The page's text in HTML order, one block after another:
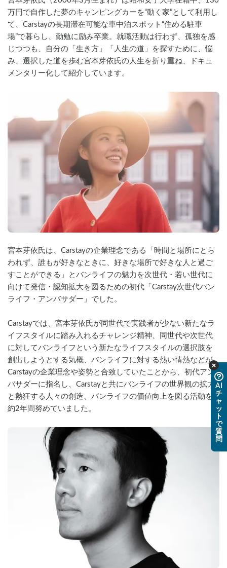
万円で自作した夢のキャンピングカーを“動く家”として利用し
て、Carstayの長期滞在可能な車中泊スポット“住める駐車
場”で暮らし、勤勉に励み卒業。就職活動は行わず、孤独を感
じつつも、自分の「生き方」「人生の道」を探すために、悩
み、選択した道を歩む宮本芽依氏の人生を折り重ね、ドキュ
メンタリー化して紹介しています。
宮本芽依氏は、Carstayの企業理念である「時間と場所にとら
われず、誰もが好きなときに、好きな場所で好きな人と過ご
すことができる」とバンライフの魅力を次世代・若い世代に
向けて発信・認知拡大を図るための初代「Carstay次世代バン
ライフ・アンバサダー」でした。
Carstayでは、宮本芽依氏が同世代で実践者が少ない新たなラ
イフスタイルに踏み入れるチャレンジ精神、同世代や次世代
に対してバンライフという新たなライフスタイルの選択肢を
創出しようとする気概、バンライフに対する熱い情熱などが
Carstayの企業理念や姿勢と合致していたことから、初代アン
バサダーに指名し、Carstayと共にバンライフの世界観の拡大
と熱狂する人々の創造、バンライフの価値向上を図る活動を
約2年間努めていました。
AI
チ
ャ
ッ
ト
で
質
問